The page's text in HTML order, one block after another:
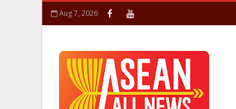
Aug 7, 2026